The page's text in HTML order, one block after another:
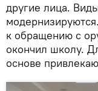
другие лица.
к обращению с
окончил школу.
основе